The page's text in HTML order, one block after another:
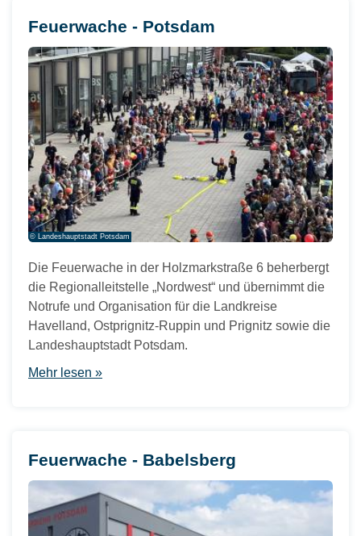
Feuerwache - Potsdam
© Landeshauptstadt Potsdam
Die Feuerwache in der Holzmarkstraße 6 beherbergt
die Regionalleitstelle „Nordwest“ und übernimmt die
Notrufe und Organisation für die Landkreise
Havelland, Ostprignitz-Ruppin und Prignitz sowie die
Landeshauptstadt Potsdam.
Mehr lesen »
Feuerwache - Babelsberg